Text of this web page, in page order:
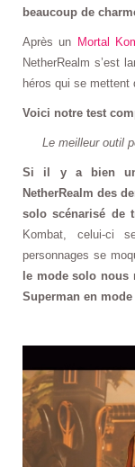
beaucoup de
Après un Mortal
NetherRealm s’est
héros qui se mettent
Voici notre test
Le meilleur outil
Si il y a bien un
NetherRealm des
solo scénarisé de
Kombat, celui-ci
personnages se
le mode solo nous
Superman en